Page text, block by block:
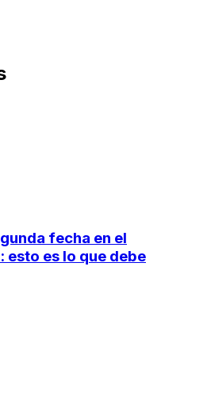
fecha en el
esto es lo que debe